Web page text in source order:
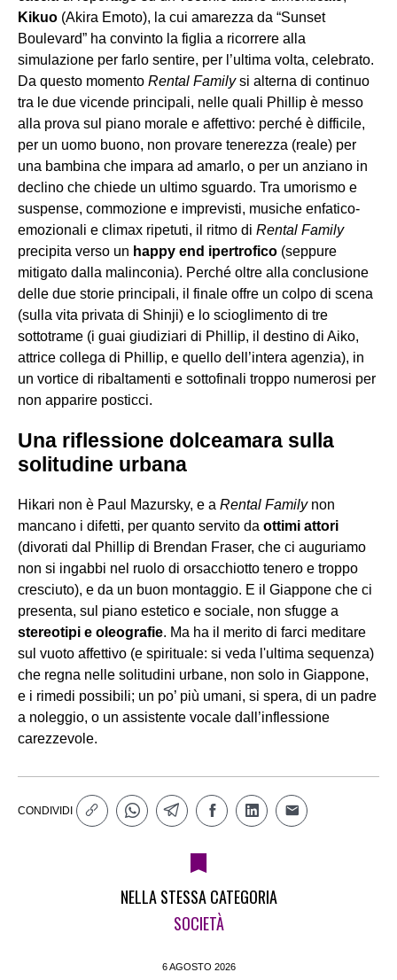
Kikuo (Akira Emoto), la cui amarezza da “Sunset
Boulevard” ha convinto la figlia a ricorrere alla
simulazione per farlo sentire, per l’ultima volta, celebrato.
Da questo momento Rental Familysi alterna di continuo
tra le due vicende principali, nelle quali Phillip è messo
alla prova sul piano morale e affettivo: perché è difficile,
per un uomo buono, non provare tenerezza (reale) per
una bambina che impara ad amarlo, o per un anziano in
declino che chiede un ultimo sguardo. Tra umorismo e
suspense, commozione e imprevisti, musiche enfatico-
emozionali e climax ripetuti, il ritmo di Rental Family
precipita verso un happy end ipertrofico (seppure
mitigato dalla malinconia). Perché oltre alla conclusione
delle due storie principali, il finale offre un colpo di scena
(sulla vita privata di Shinji) e lo scioglimento di tre
sottotrame (i guai giudiziari di Phillip, il destino di Aiko,
attrice collega di Phillip, e quello dell’intera agenzia), in
un vortice di ribaltamenti e sottofinali troppo numerosi per
non apparire posticci.
Una riflessione dolceamara sulla
solitudine urbana
Hikari non è Paul Mazursky, e a Rental Familynon
mancano i difetti, per quanto servito da ottimi attori
(divorati dal Phillip di Brendan Fraser, che ci auguriamo
non si ingabbi nel ruolo di orsacchiotto tenero e troppo
cresciuto), e da un buon montaggio. E il Giappone che ci
presenta, sul piano estetico e sociale, non sfugge a
stereotipi e oleografie. Ma ha il merito di farci meditare
sul vuoto affettivo (e spirituale: si veda l'ultima sequenza)
che regna nelle solitudini urbane, non solo in Giappone,
e i rimedi possibili; un po’ più umani, si spera, di un padre
a noleggio, o un assistente vocale dall’inflessione
carezzevole.
CONDIVIDI
NELLA STESSA CATEGORIA
SOCIETÀ
6 AGOSTO 2026